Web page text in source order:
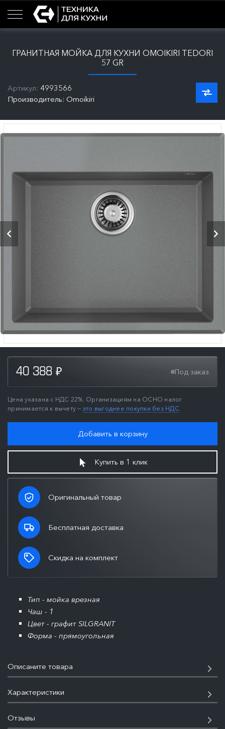
ГРАНИТНАЯ МОЙКА ДЛЯ КУХНИ OMOIKIRI TEDORI
57 GR
Артикул: 4993566
Производитель: Omoikiri
40 388 ₽ Под заказ
Цена указана с НДС 22%. Организациям на ОСНО налог
принимается к вычету — это выгоднее покупки без НДС
Добавить в корзину
Купить в 1 клик
Оригинальный товар
Бесплатная доставка
Скидка на комплект
Тип - мойка врезная
Чаш - 1
Цвет - графит SILGRANIT
Форма - прямоугольная
Описаните товара
Характеристики
Отзывы